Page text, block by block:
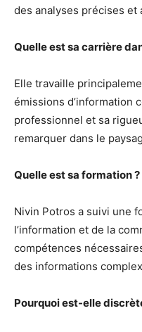
des analyses précises et
Quelle est sa carrière
Elle travaille
émissions d’information
professionnel et sa
remarquer dans le
Quelle est sa formation ?
Nivin Potros a suivi une
l’information et de la
compétences
des informations
Pourquoi est-elle